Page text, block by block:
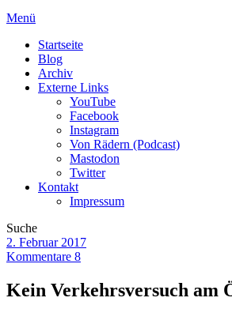
Menü
Startseite
Blog
Archiv
Externe Links
YouTube
Facebook
Instagram
Von Rädern (Podcast)
Mastodon
Twitter
Kontakt
Impressum
Suche
2. Februar 2017
Kommentare 8
Kein Verkehrsversuch am